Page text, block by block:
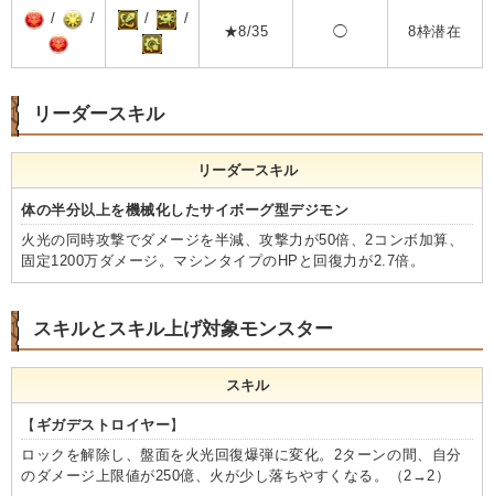
/ / / /
★8/35 ◯ 8枠潜在
リーダースキル
リーダースキル
体の半分以上を機械化したサイボーグ型デジモン
火光の同時攻撃でダメージを半減、攻撃力が50倍、2コンボ加算、
固定1200万ダメージ。マシンタイプのHPと回復力が2.7倍。
スキルとスキル上げ対象モンスター
スキル
【 ギガデストロイヤー】
ロックを解除し、盤面を火光回復爆弾に変化。2ターンの間、自分
のダメージ上限値が250億、火が少し落ちやすくなる。（2→2）